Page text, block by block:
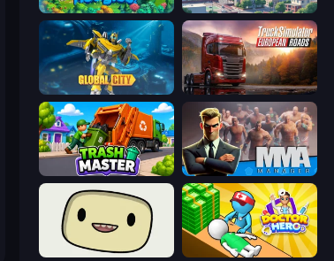
Hedgies SuperCity 3D
Global City Truck Simulator: European Roads
Trash Master MMA Manager 2
SuperWEIRD Doctor Hero